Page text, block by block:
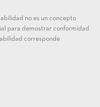
no es un concepto
para demostrar conformidad
corresponde